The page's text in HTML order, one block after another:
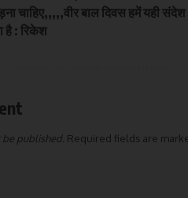
चाहिए,,,,,वीर बाल दिवस हमें यही संदेश
है : रिकेश
published. Required fields are